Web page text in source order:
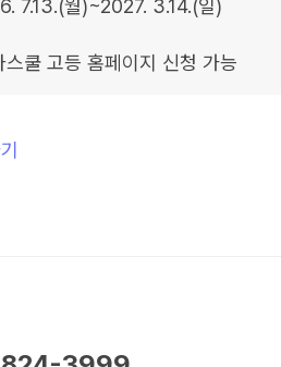
쿨 고등 홈페이지 신청 가능